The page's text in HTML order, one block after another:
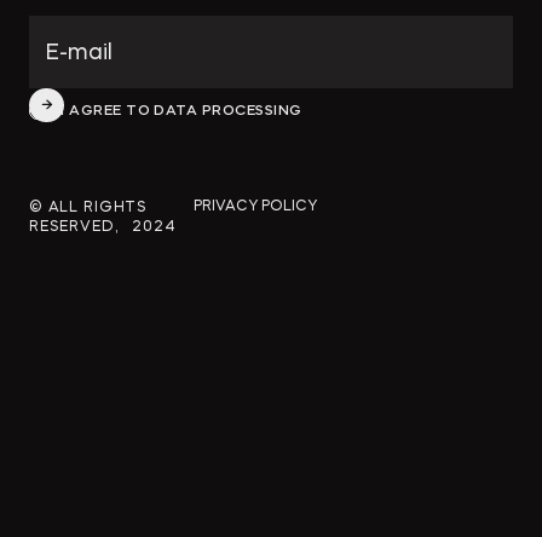
I AGREE TO DATA PROCESSING
© ALL RIGHTS
RESERVED, 2024
PRIVACY POLICY